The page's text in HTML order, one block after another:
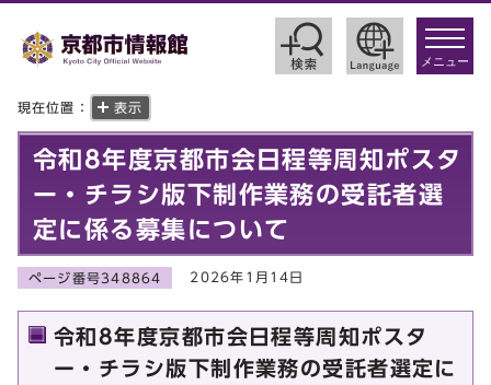
toggle
メニュー
現在位置： 表示
令和8年度京都市会日程等周知ポスタ
ー・チラシ版下制作業務の受託者選
定に係る募集について
ページ番号348864 2026年1月14日
令和8年度京都市会日程等周知ポスタ
ー・チラシ版下制作業務の受託者選定に